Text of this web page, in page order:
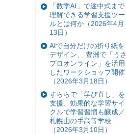
「数学AI」で途中式まで
理解できる学習支援ツー
ルとは何か（2026年4月
13日）
AIで自分だけの折り紙を
デザイン、 豊洲で「うさ
プロオンライン」を活用
したワークショップ開催
（2026年3月18日）
すららで「学び直し」を
支援、効果的な学習サイ
クルで学習習慣も醸成／
札幌山の手高等学校
（2026年3月10日）